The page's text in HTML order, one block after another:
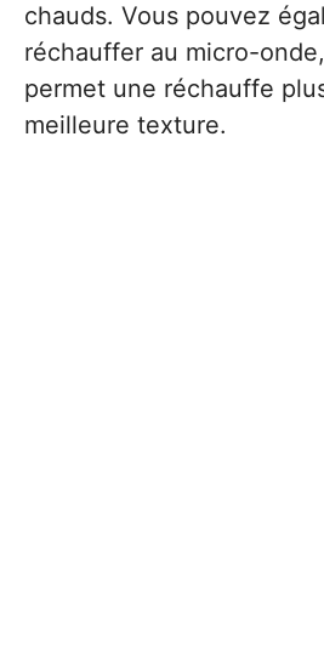
chauds. Vous pouvez
réchauffer au micro-
permet une réchauffe
meilleure texture.